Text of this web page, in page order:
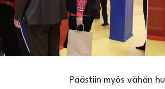
Päästiin myös vähän